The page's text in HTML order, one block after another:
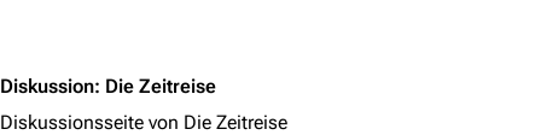
Diskussion: Die Zeitreise
Diskussionsseite von Die Zeitreise